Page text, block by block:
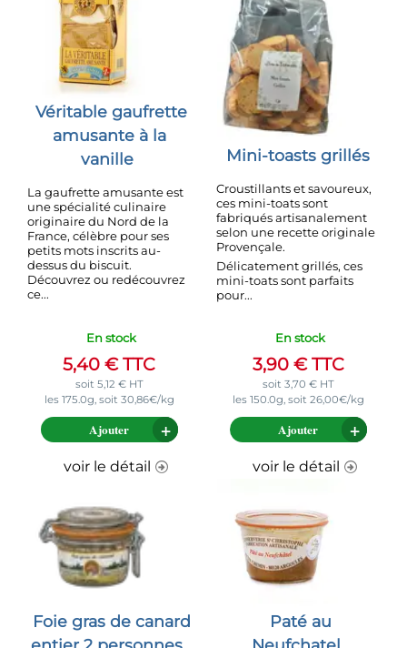
Véritable gaufrette
amusante à la
vanille
La gaufrette amusante est
une spécialité culinaire
originaire du Nord de la
France, célèbre pour ses
petits mots inscrits au-
dessus du biscuit.
Découvrez ou redécouvrez
ce...
En stock
5,40 €TTC
soit 5,12 €HT
les 175.0g, soit 30,86€/kg
Ajouter
voir le détail
Mini-toasts grillés
Croustillants et savoureux,
ces mini-toats sont
fabriqués artisanalement
selon une recette originale
Provençale.
Délicatement grillés, ces
mini-toats sont parfaits
pour...
En stock
3,90 €TTC
soit 3,70 €HT
les 150.0g, soit 26,00€/kg
Ajouter
voir le détail
Foie gras de canard
Paté au